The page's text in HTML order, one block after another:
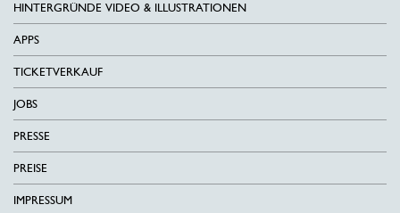
HINTERGRÜNDE VIDEO & ILLUSTRATIONEN
APPS
TICKETVERKAUF
JOBS
PRESSE
PREISE
IMPRESSUM